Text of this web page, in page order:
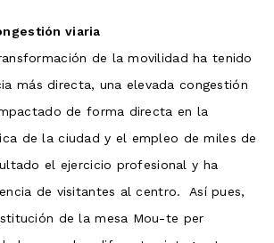
viaria
de la movilidad ha tenido
más directa, una elevada congestión
de forma directa en la
de la ciudad y el empleo de miles de
el ejercicio profesional y ha
de visitantes al centro. Así pues,
de la mesa Mou-te per